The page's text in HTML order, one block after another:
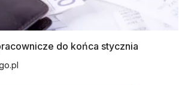
do końca stycznia